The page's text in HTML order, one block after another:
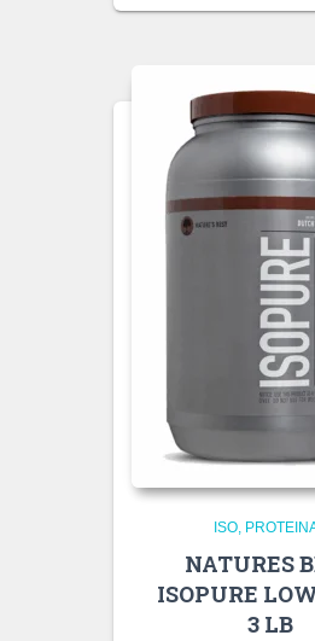
ISO
NATURES
ISOPURE
3 LB